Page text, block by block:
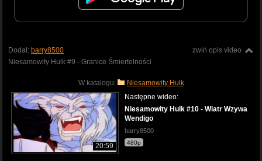
zwiń opis video
Dodał: barry8500
Niesamowity Hulk #9 - Granice Śmiertelności
W katalogu: Niesamowity Hulk
20:59
Następne wideo:
Niesamowity Hulk #10 - Wiatr Wzywa
Wendigo
barry8500
480p